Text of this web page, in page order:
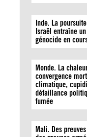
Inde. La
Israël entraîne
génocide en
Monde. La
convergence
climatique,
défaillance
fumée
Mali. Des